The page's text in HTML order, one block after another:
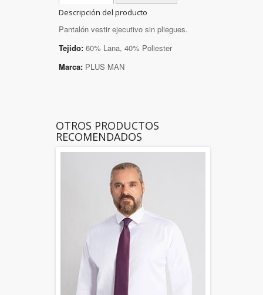
Descripción del producto
Pantalón vestir ejecutivo sin pliegues.
Tejido: 60% Lana, 40% Poliester
Marca: PLUS MAN
OTROS PRODUCTOS
RECOMENDADOS